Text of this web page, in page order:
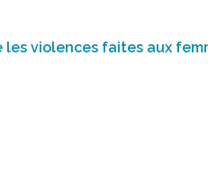
violences faites aux